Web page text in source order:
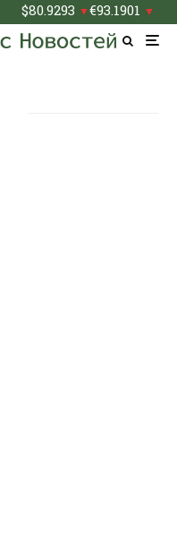
$80.9293 ▼€93.1901 ▼